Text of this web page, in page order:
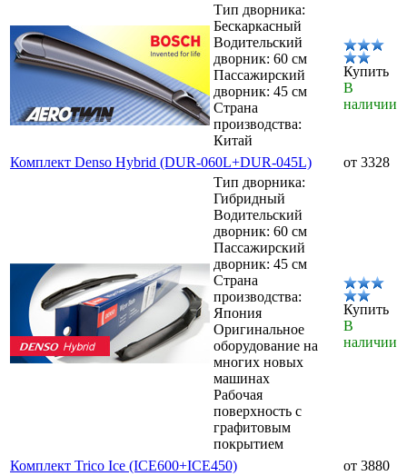
Тип дворника:
Бескаркасный
Водительский
дворник: 60 см
Пассажирский
дворник: 45 см
Страна
производства:
Китай
Купить
В
наличии
Комплект Denso Hybrid (DUR-060L+DUR-045L)
от 3328
Тип дворника:
Гибридный
Водительский
дворник: 60 см
Пассажирский
дворник: 45 см
Страна
производства:
Япония
Оригинальное
оборудование на
многих новых
машинах
Рабочая
поверхность с
графитовым
покрытием
Купить
В
наличии
Комплект Trico Ice (ICE600+ICE450)
от 3880